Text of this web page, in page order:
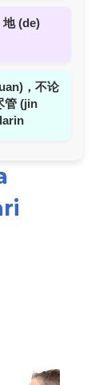
地 (de)
，不论
管 (jin